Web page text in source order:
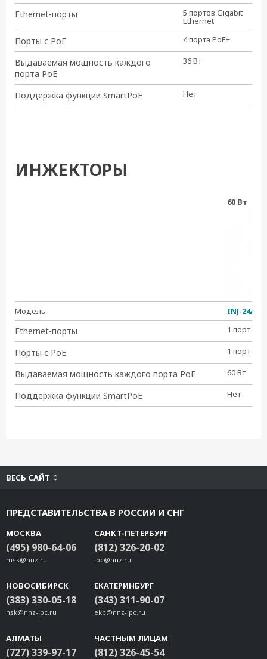
Ethernet-порты 5 портов Gigabit
Ethernet
Порты с PoE 4 порта PoE+
Выдаваемая мощность каждого
порта PoE
36 Вт
Поддержка функции SmartPoE Нет
ИНЖЕКТОРЫ
60 Вт
Модель INJ-24A
Ethernet-порты 1 порт
Порты с PoE 1 порт
Выдаваемая мощность каждого порта PoE 60 Вт
Поддержка функции SmartPoE Нет
ВЕСЬ САЙТ
ПРЕДСТАВИТЕЛЬСТВА В РОССИИ И СНГ
МОСКВА
(495) 980-64-06
msk@nnz.ru
САНКТ-ПЕТЕРБУРГ
(812) 326-20-02
ipc@nnz.ru
НОВОСИБИРСК
(383) 330-05-18
nsk@nnz-ipc.ru
ЕКАТЕРИНБУРГ
(343) 311-90-07
ekb@nnz-ipc.ru
АЛМАТЫ
(727) 339-97-17
ЧАСТНЫМ ЛИЦАМ
(812) 326-45-54